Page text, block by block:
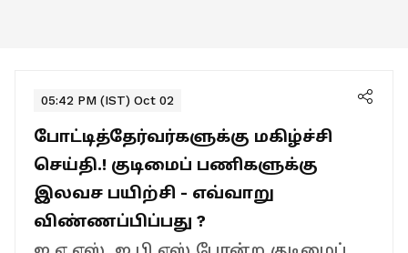
05:42 PM (IST) Oct 02
போட்டித்தேர்வர்களுக்கு மகிழ்ச்சி
செய்தி.! குடிமைப் பணிகளுக்கு
இலவச பயிற்சி - எவ்வாறு
விண்ணப்பிப்பது ?